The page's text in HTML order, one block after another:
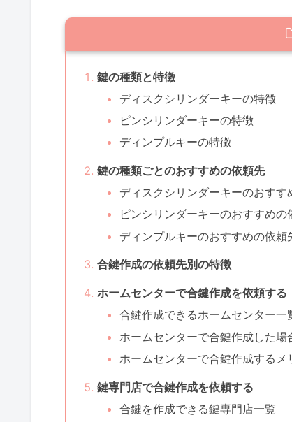
鍵の種類と特徴
ディスクシリンダーキーの特徴
ピンシリンダーキーの特徴
ディンプルキーの特徴
鍵の種類ごとのおすすめの依頼先
ディスクシリンダーキーのおすす
ピンシリンダーキーのおすすめの
ディンプルキーのおすすめの依頼
合鍵作成の依頼先別の特徴
ホームセンターで合鍵作成を依頼する
合鍵作成できるホームセンター一
ホームセンターで合鍵作成した場
ホームセンターで合鍵作成するメ
鍵専門店で合鍵作成を依頼する
合鍵を作成できる鍵専門店一覧